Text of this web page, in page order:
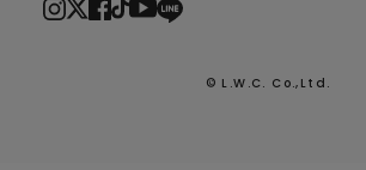
© L.W.C. Co.,Ltd.